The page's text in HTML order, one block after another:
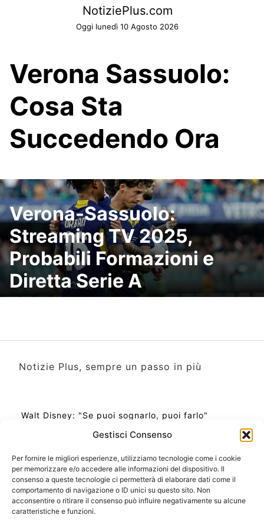
Gestisci Consenso
Per fornire le migliori esperienze, utilizziamo tecnologie come i cookie
per memorizzare e/o accedere alle informazioni del dispositivo. Il
consenso a queste tecnologie ci permetterà di elaborare dati come il
comportamento di navigazione o ID unici su questo sito. Non
acconsentire o ritirare il consenso può influire negativamente su alcune
caratteristiche e funzioni.
NotiziePlus.com
Oggi lunedì 10 Agosto 2026
Verona Sassuolo:
Cosa Sta
Succedendo Ora
Verona-Sassuolo:
Streaming TV 2025,
Probabili Formazioni e
Diretta Serie A
Notizie Plus, sempre un passo in più
Walt Disney: "Se puoi sognarlo, puoi farlo"
Ora Esatta in Italia in questo momento
Ti Senti Strano Ultimamente? Potrebbe Essere per
la Risonanza di Schumann
Come Sapere Se Stai Ascendendo alla Quinta